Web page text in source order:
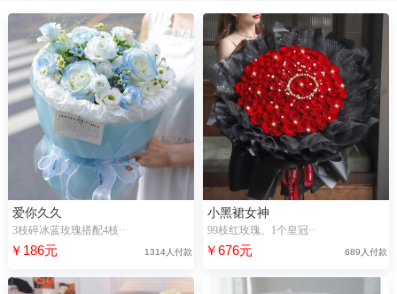
爱你久久
3枝碎冰蓝玫瑰搭配4枝··
￥186元 1314人付款
小黑裙女神
99枝红玫瑰、1个皇冠··
￥676元 689人付款